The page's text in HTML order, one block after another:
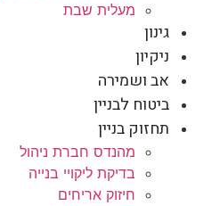
מעלית שבת
גינון
ניקיון
אב ושמירה
ביטוח לבניין
תחזוק בניין
מהנדס חברת ניהול
בדיקת ליקויי בנייה
חיזוק אריחים